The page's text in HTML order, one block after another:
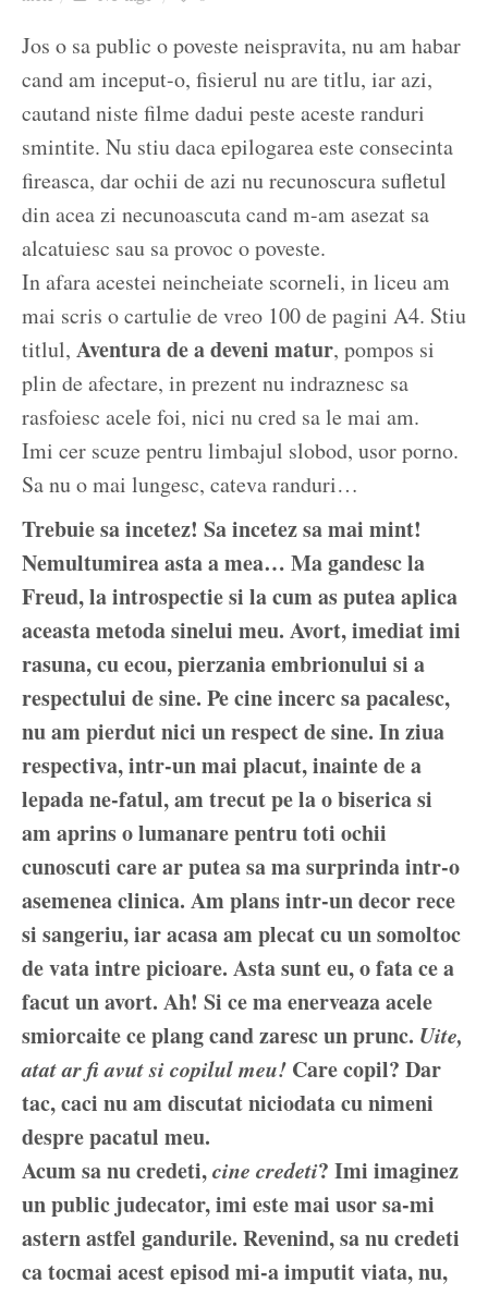
Jos o sa public o poveste neispravita, nu am habar
cand am inceput-o, fisierul nu are titlu, iar azi,
cautand niste filme dadui peste aceste randuri
smintite. Nu stiu daca epilogarea este consecinta
fireasca, dar ochii de azi nu recunoscura sufletul
din acea zi necunoascuta cand m-am asezat sa
alcatuiesc sau sa provoc o poveste.
In afara acestei neincheiate scorneli, in liceu am
mai scris o cartulie de vreo 100 de pagini A4. Stiu
titlul, Aventura de a deveni matur, pompos si
plin de afectare, in prezent nu indraznesc sa
rasfoiesc acele foi, nici nu cred sa le mai am.
Imi cer scuze pentru limbajul slobod, usor porno.
Sa nu o mai lungesc, cateva randuri…
Trebuie sa incetez! Sa incetez sa mai mint!
Nemultumirea asta a mea… Ma gandesc la
Freud, la introspectie si la cum as putea aplica
aceasta metoda sinelui meu. Avort, imediat imi
rasuna, cu ecou, pierzania embrionului si a
respectului de sine. Pe cine incerc sa pacalesc,
nu am pierdut nici un respect de sine. In ziua
respectiva, intr-un mai placut, inainte de a
lepada ne-fatul, am trecut pe la o biserica si
am aprins o lumanare pentru toti ochii
cunoscuti care ar putea sa ma surprinda intr-o
asemenea clinica. Am plans intr-un decor rece
si sangeriu, iar acasa am plecat cu un somoltoc
de vata intre picioare. Asta sunt eu, o fata ce a
facut un avort. Ah! Si ce ma enerveaza acele
smiorcaite ce plang cand zaresc un prunc. Uite,
atat ar fi avut si copilul meu! Care copil? Dar
tac, caci nu am discutat niciodata cu nimeni
despre pacatul meu.
Acum sa nu credeti,cine credeti? Imi imaginez
un public judecator, imi este mai usor sa-mi
astern astfel gandurile. Revenind, sa nu credeti
ca tocmai acest episod mi-a imputit viata, nu,